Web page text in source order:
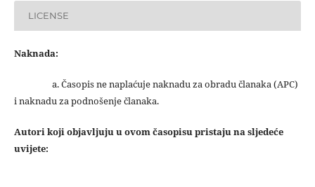
LICENSE
Naknada:
a. Časopis ne naplaćuje naknadu za obradu članaka (APC)
i naknadu za podnošenje članaka.
Autori koji objavljuju u ovom časopisu pristaju na sljedeće
uvijete: